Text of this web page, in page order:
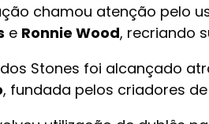
chamou atenção pelo
e Ronnie Wood, recriando
Stones foi alcançado
, fundada pelos criadores de